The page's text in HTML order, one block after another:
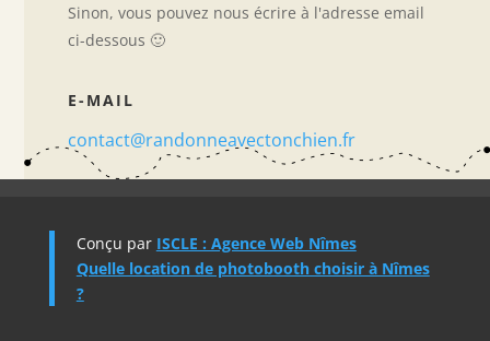
Sinon, vous pouvez nous écrire à l'adresse email
ci-dessous 🙂
E-MAIL
contact@randonneavectonchien.fr
Conçu par ISCLE : Agence Web Nîmes
Quelle location de photobooth choisir à Nîmes
?